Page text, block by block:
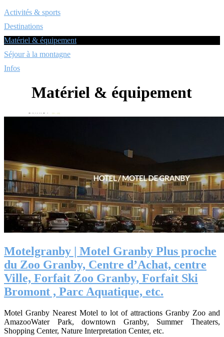
Activités & sports
Destinations
Matériel & équipement
Séjour à la montagne
Infos
Matériel & équipement
Motelgranby | Motel Granby Plus proche
du Zoo Granby, Centre d’Achat, centre
Ville, Forfait Zoo Granby, Forfait Ski
Bromont , Parc Aquatique, etc.
Motel Granby Nearest Motel to lot of attractions Granby Zoo and
AmazooWater Park, downtown Granby, Summer Theaters,
Shopping Center, Nature Interpretation Center, etc.